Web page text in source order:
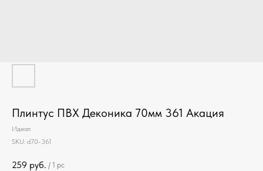
Плинтус ПВХ Деконика 70мм 361 Акация
Идеал
SKU: d70-361
259 руб. / 1 pc